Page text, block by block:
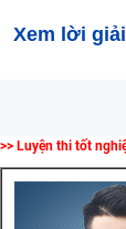
Xem lời giải
>> Luyện thi tốt